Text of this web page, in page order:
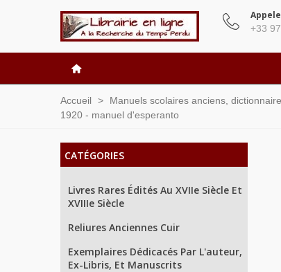
+33
Accueil > Manuels scolaires anciens,
1920 - manuel d'esperanto
CATÉGORIES
Livres Rares Édités Au XVIIe Siècle Et
XVIIIe Siècle
Reliures Anciennes Cuir
Exemplaires Dédicacés Par L'auteur,
Ex-Libris, Et Manuscrits